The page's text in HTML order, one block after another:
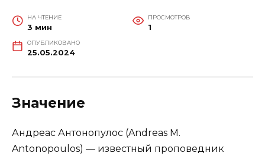
НА ЧТЕНИЕ
3 мин
ПРОСМОТРОВ
1
ОПУБЛИКОВАНО
25.05.2024
Значение
Андреас Антонопулос (Andreas M.
Antonopoulos) — известный проповедник